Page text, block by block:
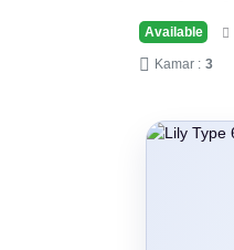
Available
Kamar : 3